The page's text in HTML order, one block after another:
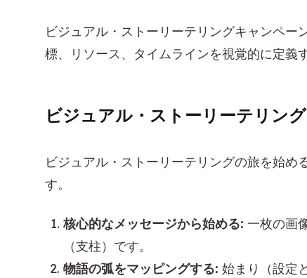
ビジュアル・ストーリーテリングキャンペー
標、リソース、タイムラインを視覚的に定義
ビジュアル・ストーリーテリン
ビジュアル・ストーリーテリングの旅を始
す。
核心的なメッセージから始める: 一枚の画
（支柱）です。
物語の弧をマッピングする: 始まり（設定